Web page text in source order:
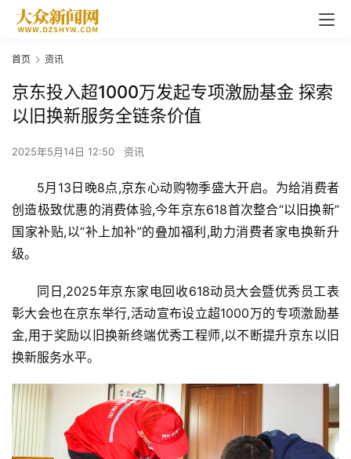
首页 资讯
京东投入超1000万发起专项激励基金 探索
以旧换新服务全链条价值
2025年5月14日 12:50 资讯
5月13日晚8点,京东心动购物季盛大开启。为给消费者
创造极致优惠的消费体验,今年京东618首次整合“以旧换新”
国家补贴,以“补上加补”的叠加福利,助力消费者家电换新升
级。
同日,2025年京东家电回收618动员大会暨优秀员工表
彰大会也在京东举行,活动宣布设立超1000万的专项激励基
金,用于奖励以旧换新终端优秀工程师,以不断提升京东以旧
换新服务水平。